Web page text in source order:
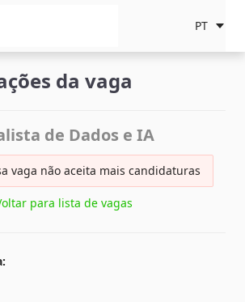
PT
da vaga
de Dados e IA
vaga não aceita mais candidaturas
para lista de vagas
: